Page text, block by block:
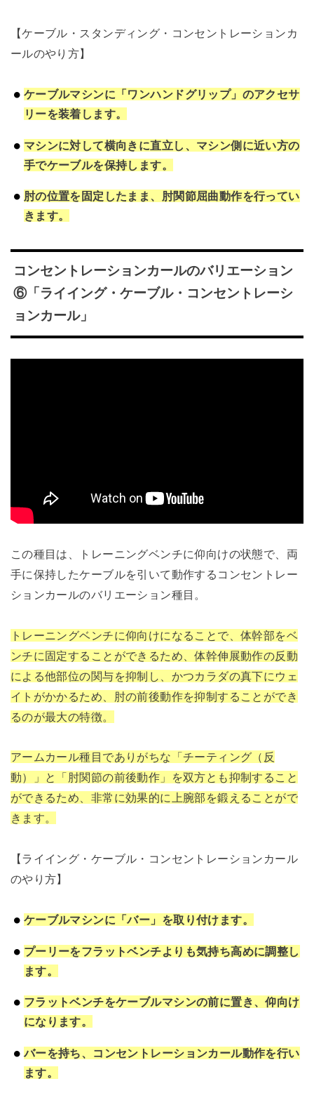
【ケーブル・スタンディング・コンセントレーションカ
ールのやり方】
ケーブルマシンに「ワンハンドグリップ」のアクセサ
リーを装着します。
マシンに対して横向きに直立し、マシン側に近い方の
手でケーブルを保持します。
肘の位置を固定したまま、肘関節屈曲動作を行ってい
きます。
コンセントレーションカールのバリエーション
⑥「ライイング・ケーブル・コンセントレーシ
ョンカール」
この種目は、トレーニングベンチに仰向けの状態で、両
手に保持したケーブルを引いて動作するコンセントレー
ションカールのバリエーション種目。
トレーニングベンチに仰向けになることで、体幹部をベ
ンチに固定することができるため、体幹伸展動作の反動
による他部位の関与を抑制し、かつカラダの真下にウェ
イトがかかるため、肘の前後動作を抑制することができ
るのが最大の特徴。
アームカール種目でありがちな「チーティング（反
動）」と「肘関節の前後動作」を双方とも抑制すること
ができるため、非常に効果的に上腕部を鍛えることがで
きます。
【ライイング・ケーブル・コンセントレーションカール
のやり方】
ケーブルマシンに「バー」を取り付けます。
プーリーをフラットベンチよりも気持ち高めに調整し
ます。
フラットベンチをケーブルマシンの前に置き、仰向け
になります。
バーを持ち、コンセントレーションカール動作を行い
ます。